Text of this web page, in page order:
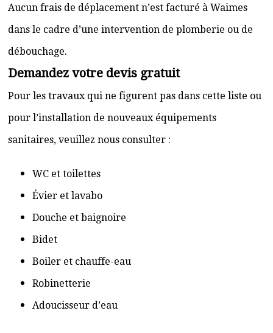
Aucun frais de déplacement n’est facturé à Waimes
dans le cadre d’une intervention de plomberie ou de
débouchage.
Demandez votre devis gratuit
Pour les travaux qui ne figurent pas dans cette liste ou
pour l’installation de nouveaux équipements
sanitaires, veuillez nous consulter :
WC et toilettes
Évier et lavabo
Douche et baignoire
Bidet
Boiler et chauffe-eau
Robinetterie
Adoucisseur d’eau